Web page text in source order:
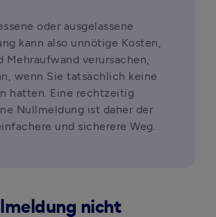
oder ausgelassene
kann also unnötige Kosten,
Mehraufwand verursachen,
wenn Sie tatsächlich keine
hatten. Eine rechtzeitig
Nullmeldung ist daher der
und sicherere Weg.
nicht